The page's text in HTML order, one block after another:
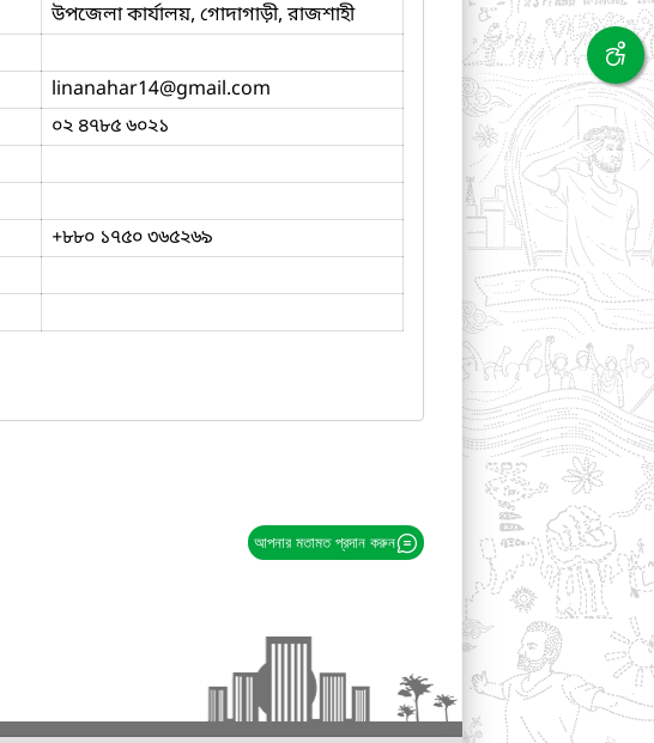
উপজেলা কার্যালয়, গোদাগাড়ী, রাজশাহী
linanahar14@gmail.com
০২ ৪৭৮৫ ৬০২১
+৮৮০ ১৭৫০ ৩৬৫২৬৯
আপনার মতামত প্রদান করুন